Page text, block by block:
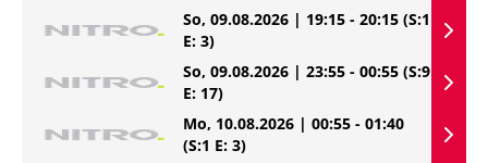
So, 09.08.2026 | 19:15 - 20:15 (S:1
E: 3)
So, 09.08.2026 | 23:55 - 00:55 (S:9
E: 17)
Mo, 10.08.2026 | 00:55 - 01:40
(S:1 E: 3)